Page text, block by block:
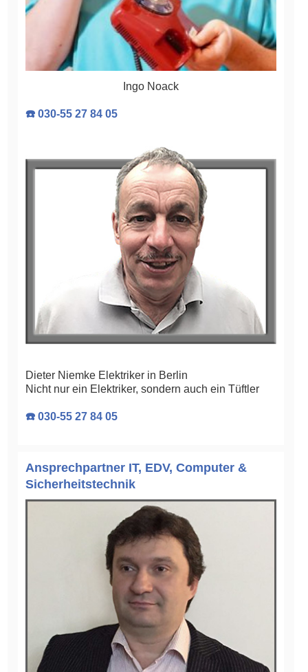
Ingo Noack
☎️ 030-55 27 84 05
Dieter Niemke Elektriker in Berlin
Nicht nur ein Elektriker, sondern auch ein Tüftler
☎️ 030-55 27 84 05
Ansprechpartner IT, EDV, Computer &
Sicherheitstechnik